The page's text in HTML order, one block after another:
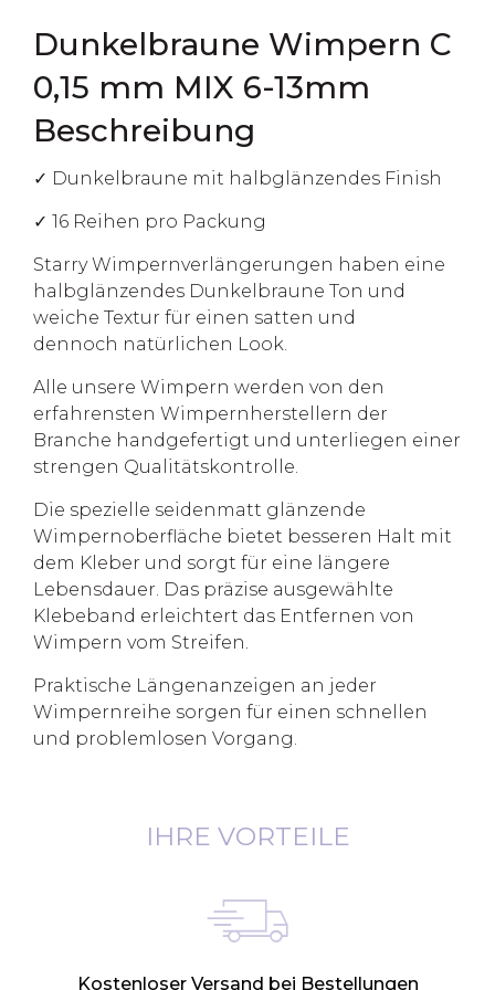
Dunkelbraune Wimpern C
0,15 mm MIX 6-13mm
Beschreibung
✓ Dunkelbraune mit halbglänzendes Finish
✓ 16 Reihen pro Packung
Starry Wimpernverlängerungen haben eine
halbglänzendes Dunkelbraune Ton und
weiche Textur für einen satten und
dennoch natürlichen Look.
Alle unsere Wimpern werden von den
erfahrensten Wimpernherstellern der
Branche handgefertigt und unterliegen einer
strengen Qualitätskontrolle.
Die spezielle seidenmatt glänzende
Wimpernoberfläche bietet besseren Halt mit
dem Kleber und sorgt für eine längere
Lebensdauer. Das präzise ausgewählte
Klebeband erleichtert das Entfernen von
Wimpern vom Streifen.
Praktische Längenanzeigen an jeder
Wimpernreihe sorgen für einen schnellen
und problemlosen Vorgang.
IHRE VORTEILE
Kostenloser Versand bei Bestellungen